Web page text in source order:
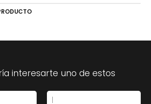
interesarte uno de estos